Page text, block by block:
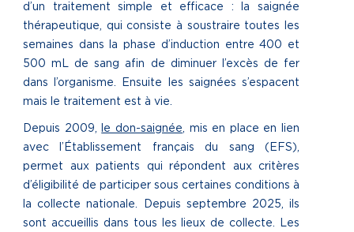
d’un traitement simple et efficace : la saignée
thérapeutique, qui consiste à soustraire toutes les
semaines dans la phase d’induction entre 400 et
500 mL de sang afin de diminuer l’excès de fer
dans l’organisme. Ensuite les saignées s’espacent
mais le traitement est à vie.
Depuis 2009, le don-saignée , mis en place en lien
avec l’Établissement français du sang (EFS),
permet aux patients qui répondent aux critères
d’éligibilité de participer sous certaines conditions à
la collecte nationale. Depuis septembre 2025, ils
sont accueillis dans tous les lieux de collecte. Les